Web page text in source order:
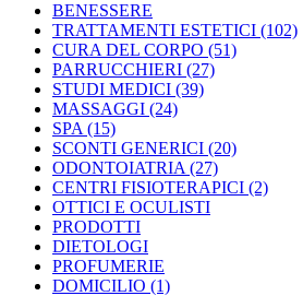
BENESSERE
TRATTAMENTI ESTETICI (102)
CURA DEL CORPO (51)
PARRUCCHIERI (27)
STUDI MEDICI (39)
MASSAGGI (24)
SPA (15)
SCONTI GENERICI (20)
ODONTOIATRIA (27)
CENTRI FISIOTERAPICI (2)
OTTICI E OCULISTI
PRODOTTI
DIETOLOGI
PROFUMERIE
DOMICILIO (1)